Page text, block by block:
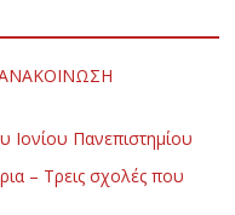
Πανεπιστημίου
– Τρεις σχολές που